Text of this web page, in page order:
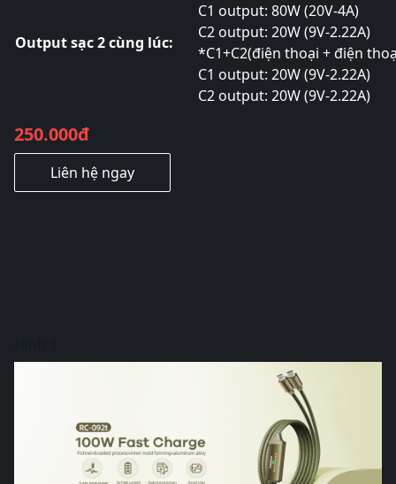
Output sạc 2 cùng lúc:
C1 output: 80W (20V-4A)
C2 output: 20W (9V-2.22A)
*C1+C2(điện thoại + điện
C1 output: 20W (9V-2.22A)
C2 output: 20W (9V-2.22A)
250.000đ
Liên hệ ngay